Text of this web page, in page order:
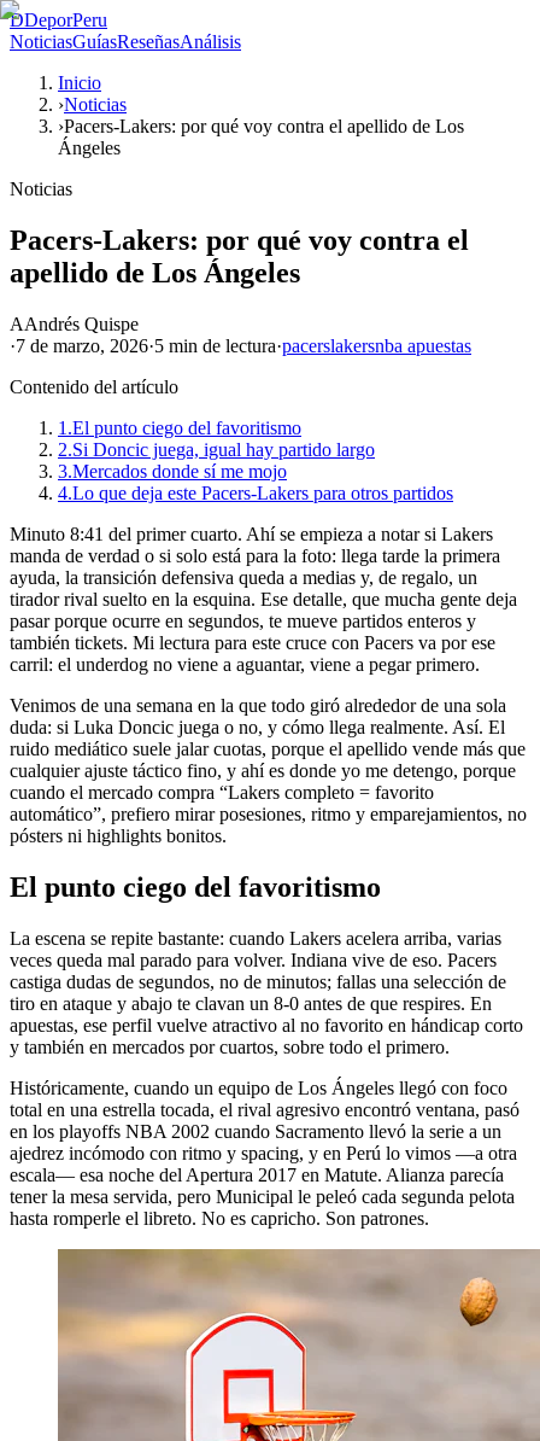
DDeporPeru
NoticiasGuíasReseñasAnálisis
Inicio
›Noticias
›Pacers-Lakers: por qué voy contra el apellido de Los
Ángeles
Noticias
Pacers-Lakers: por qué voy contra el
apellido de Los Ángeles
AAndrés Quispe
·7 de marzo, 2026·5 min de lectura·pacerslakersnba apuestas
Contenido del artículo
1.El punto ciego del favoritismo
2.Si Doncic juega, igual hay partido largo
3.Mercados donde sí me mojo
4.Lo que deja este Pacers-Lakers para otros partidos
Minuto 8:41 del primer cuarto. Ahí se empieza a notar si Lakers
manda de verdad o si solo está para la foto: llega tarde la primera
ayuda, la transición defensiva queda a medias y, de regalo, un
tirador rival suelto en la esquina. Ese detalle, que mucha gente deja
pasar porque ocurre en segundos, te mueve partidos enteros y
también tickets. Mi lectura para este cruce con Pacers va por ese
carril: el underdog no viene a aguantar, viene a pegar primero.
Venimos de una semana en la que todo giró alrededor de una sola
duda: si Luka Doncic juega o no, y cómo llega realmente. Así. El
ruido mediático suele jalar cuotas, porque el apellido vende más que
cualquier ajuste táctico fino, y ahí es donde yo me detengo, porque
cuando el mercado compra “Lakers completo = favorito
automático”, prefiero mirar posesiones, ritmo y emparejamientos, no
pósters ni highlights bonitos.
El punto ciego del favoritismo
La escena se repite bastante: cuando Lakers acelera arriba, varias
veces queda mal parado para volver. Indiana vive de eso. Pacers
castiga dudas de segundos, no de minutos; fallas una selección de
tiro en ataque y abajo te clavan un 8-0 antes de que respires. En
apuestas, ese perfil vuelve atractivo al no favorito en hándicap corto
y también en mercados por cuartos, sobre todo el primero.
Históricamente, cuando un equipo de Los Ángeles llegó con foco
total en una estrella tocada, el rival agresivo encontró ventana, pasó
en los playoffs NBA 2002 cuando Sacramento llevó la serie a un
ajedrez incómodo con ritmo y spacing, y en Perú lo vimos —a otra
escala— esa noche del Apertura 2017 en Matute. Alianza parecía
tener la mesa servida, pero Municipal le peleó cada segunda pelota
hasta romperle el libreto. No es capricho. Son patrones.